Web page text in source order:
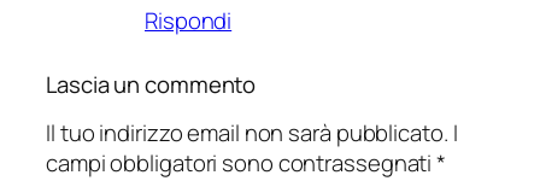
Rispondi
Lascia un commento
Il tuo indirizzo email non sarà pubblicato. I
campi obbligatori sono contrassegnati*